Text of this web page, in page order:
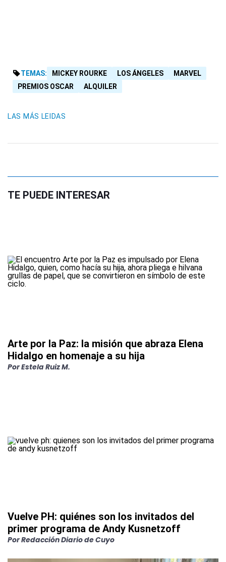
TEMAS: MICKEY ROURKE LOS ÁNGELES
MARVEL
PREMIOS OSCAR
ALQUILER
LAS MÁS LEIDAS
TE PUEDE INTERESAR
Arte por la Paz: la misión que abraza Elena
Hidalgo en homenaje a su hija
PorEstela Ruiz M.
Vuelve PH: quiénes son los invitados del
primer programa de Andy Kusnetzoff
PorRedacción Diario de Cuyo